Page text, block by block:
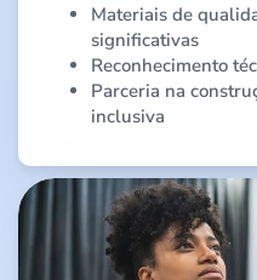
Materiais de
significativas
Reconhecimento
Parceria na
inclusiva